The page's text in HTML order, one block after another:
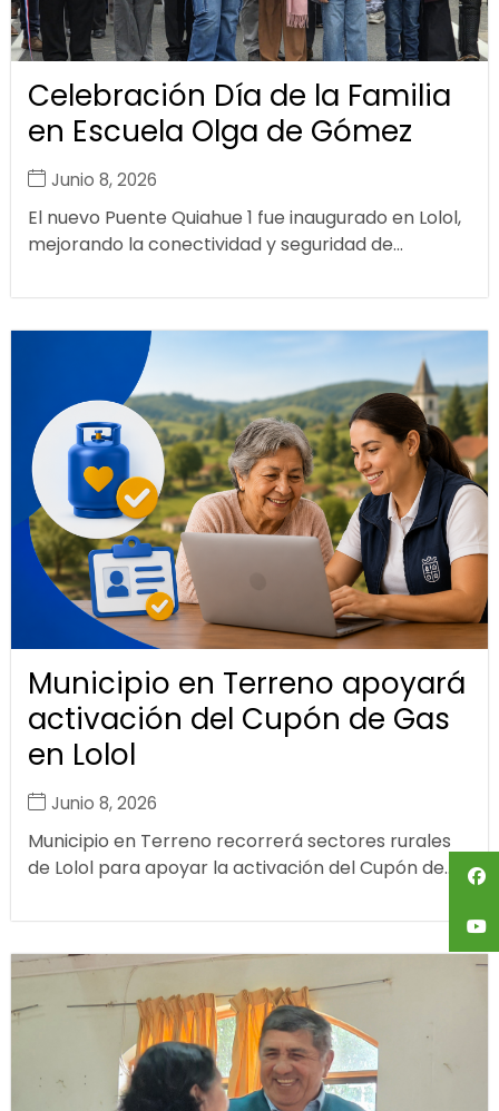
Celebración Día de la Familia
en Escuela Olga de Gómez
Junio 8, 2026
El nuevo Puente Quiahue 1 fue inaugurado en Lolol,
mejorando la conectividad y seguridad de...
Municipio en Terreno apoyará
activación del Cupón de Gas
en Lolol
Junio 8, 2026
Municipio en Terreno recorrerá sectores rurales
de Lolol para apoyar la activación del Cupón de...